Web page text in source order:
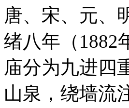
唐、宋、元、
绪八年（1882
庙分为九进四
山泉，绕墙流